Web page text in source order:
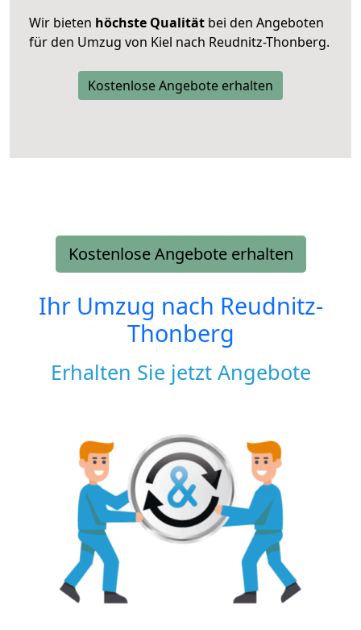
Wir bieten höchste Qualität bei den Angeboten
für den Umzug von Kiel nach Reudnitz-Thonberg.
Kostenlose Angebote erhalten
Kostenlose Angebote erhalten
Ihr Umzug nach Reudnitz-
Thonberg
Erhalten Sie jetzt Angebote